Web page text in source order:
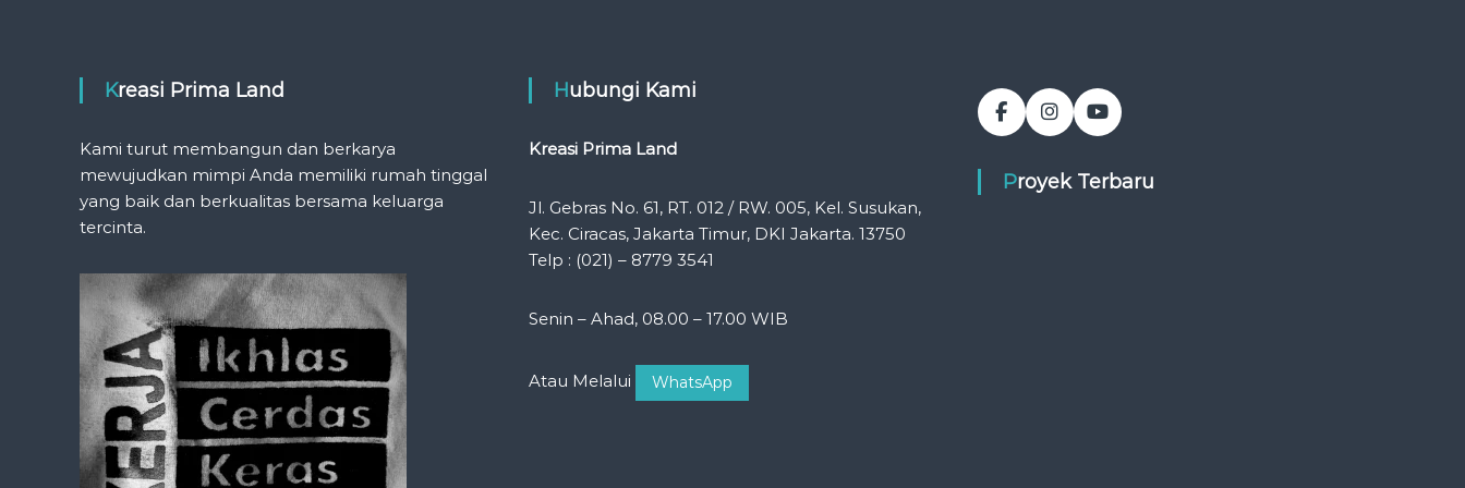
Kreasi Prima Land
Kami turut membangun dan berkarya
mewujudkan mimpi Anda memiliki rumah tinggal
yang baik dan berkualitas bersama keluarga
tercinta.
Hubungi Kami
Kreasi Prima Land
Jl. Gebras No. 61, RT. 012 / RW. 005, Kel. Susukan,
Kec. Ciracas, Jakarta Timur, DKI Jakarta. 13750
Telp : (021) – 8779 3541
Senin – Ahad, 08.00 – 17.00 WIB
Atau Melalui WhatsApp
Proyek Terbaru